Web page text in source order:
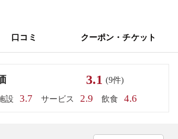
口コミ クーポン・チケット
3.1 (9件)
設 3.7 サービス 2.9 飲食 4.6